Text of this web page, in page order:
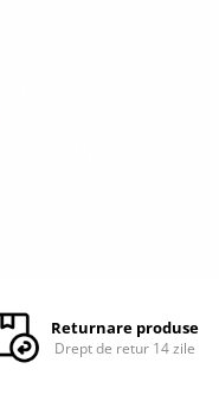
Returnare produse
Drept de retur 14 zile